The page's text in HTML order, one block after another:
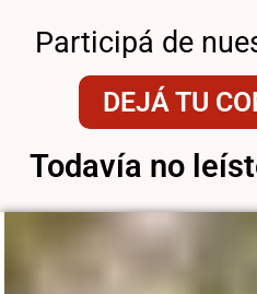
Participá de
DEJÁ TU
Todavía no